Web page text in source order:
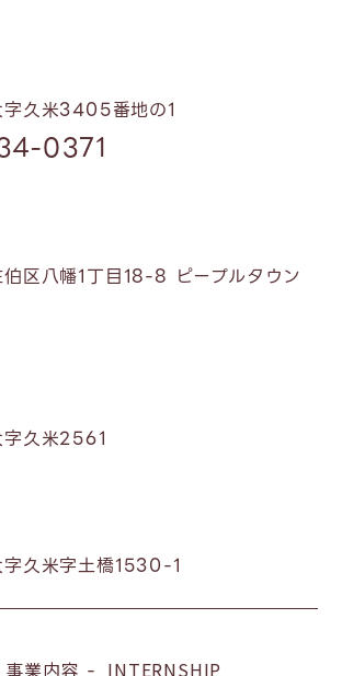
字久米3405番地の1
0371
区八幡1丁目18-8 ピープルタウン
久米2561
久米字土橋1530-1
事業内容 INTERNSHIP